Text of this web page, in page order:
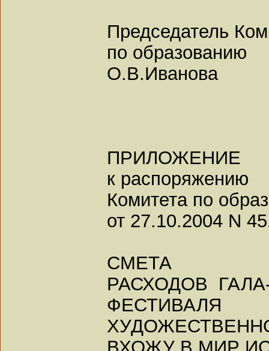
Председатель
по образованию
О.В.Иванова
ПРИЛОЖЕНИЕ
к распоряжению
Комитета по
от 27.10.2004 N
СМЕТА
РАСХОДОВ
ФЕСТИВАЛЯ
ВХОЖУ В МИР